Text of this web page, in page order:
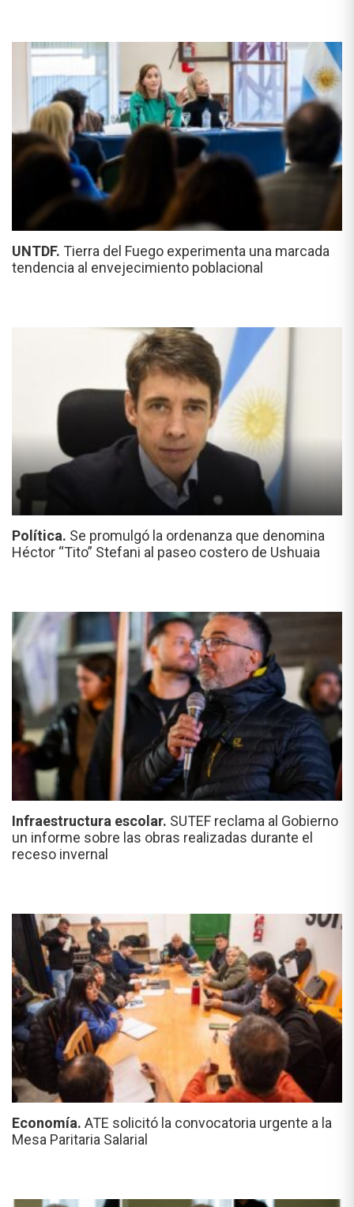
UNTDF. Tierra del Fuego experimenta una marcada
tendencia al envejecimiento poblacional
Política. Se promulgó la ordenanza que denomina
Héctor “Tito” Stefani al paseo costero de Ushuaia
Infraestructura escolar. SUTEF reclama al Gobierno
un informe sobre las obras realizadas durante el
receso invernal
Economía. ATE solicitó la convocatoria urgente a la
Mesa Paritaria Salarial